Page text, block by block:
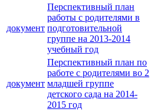
документ
Перспективный план
работы с родителями в
подготовительной
группе на 2013-2014
учебный год
документ
Перспективный план по
работе с родителями во 2
младшей группе
детского сада на 2014-
2015 год